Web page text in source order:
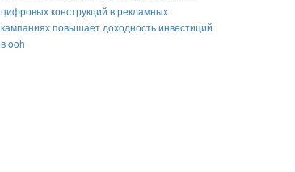
цифровых конструкций в рекламных
кампаниях повышает доходность инвестиций
в ooh